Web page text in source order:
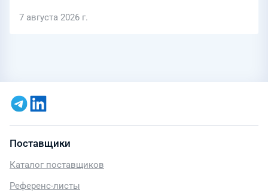
7 августа 2026 г.
Поставщики
Каталог поставщиков
Референс-листы